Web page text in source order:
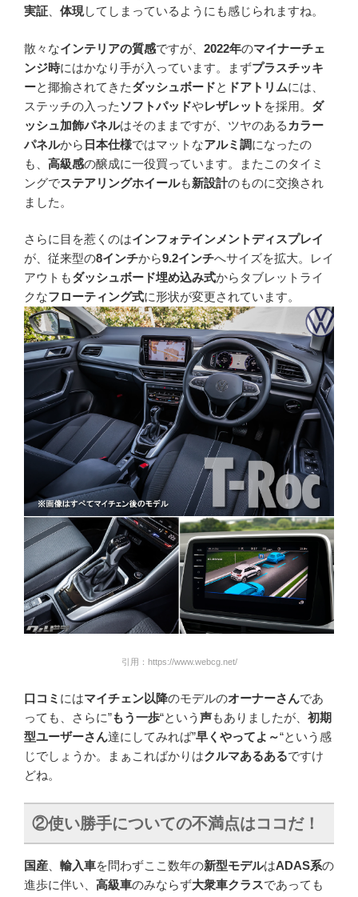
実証
体現してしまっているようにも感じられますね。
散々なインテリアの質感ですが、 2022年のマイナーチェ
ンジ時にはかなり手が入っています。まずプラスチッキ
ーと揶揄されてきたダッシュボードと ドアトリムには、
ステッチの入った ソフトパッドやレザレット を採用。 ダ
ッシュ加飾パネルはそのままですが、ツヤのある カラー
パネルから 日本仕様ではマットなアルミ調になったの
も、 高級感の醸成に一役買っています。またこのタイミ
ングでステアリングホイールも新設計のものに交換され
ました。
さらに目を惹くのはインフォテインメントディスプレイ
が、従来型の8インチから9.2インチへサイズを拡大。レイ
アウトもダッシュボード埋め込み式からタブレットライ
クなフローティング式に形状が変更されています。
引用：https://www.webcg.net/
口コミ にはマイチェン以降のモデルのオーナーさんであ
っても、さらに”もう一歩“という 声もありましたが、 初期
型ユーザーさん達にしてみれば”早くやってよ～“という感
じでしょうか。まぁこればかりはクルマあるあるですけ
どね。
②使い勝手についての不満点はココだ！
国産、 輸入車を問わずここ数年の新型モデルはADAS系の
進歩に伴い、 高級車のみならず大衆車クラスであっても